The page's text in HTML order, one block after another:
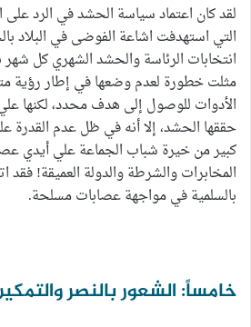
لقد كان اعتماد سياسة الحشد في الرد على
التي استهدفت اشاعة الفوضى في البلاد
انتخابات الرئاسة والحشد الشهري كل
مثلت خطورة لعدم وضعها في إطار رؤية
الأدوات للوصول إلى هدف محدد، لكنها
حققها الحشد، إلا أنه في ظل عدم القدرة
كبير من خيرة شباب الجماعة علي أيدي
المخابرات والشرطة والدولة العميقة!
بالسلمية في مواجهة عصابات مسلحة.
خامساً: الشعور بالنصر